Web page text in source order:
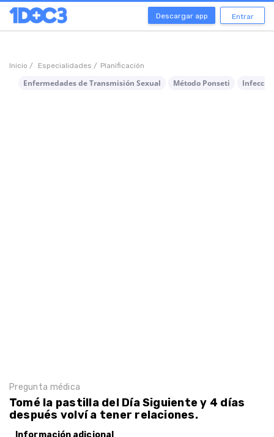
Descargar app Entrar
Inicio / Especialidades / Planificación
Enfermedades de Transmisión Sexual Método Ponseti
Pregunta médica
Tomé la pastilla del Día Siguiente y 4 días
después volví a tener relaciones.